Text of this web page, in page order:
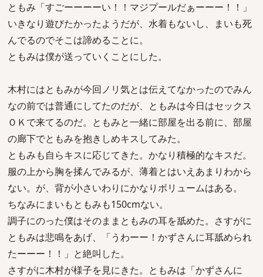
ともみ「すごーーーーい！！マジプールだぁーーー！！」
いきなり遊びたかったようだが、水着もないし、まいも死
んでるのでそこは諦めることに。
ともみは僕が送っていくことにした。
木村にはともみが今回ノリ気とは伝えてなかったのでみん
なの前では普通にしてたのだが、ともみは今日はセックス
ＯＫで来てるのだ。ともみと一緒に部屋を出る前に、部屋
の廊下でともみを抱きしめキスしてみた。
ともみも自らキスに応じてきた。かなり積極的なキスだ。
服の上から胸を揉んでみるが、薄着とはいえあまりわから
ない。が、背が小さいわりにかなりボリュームはある。
ちなみにまいもともみも150cmない。
調子にのった僕はそのままともみの耳を舐めた。さすがに
ともみは悲鳴をあげ、「うわーー！かずさんに耳舐められ
たーーー！！」と絶叫した。
さすがに木村が様子を見にきた。ともみは「かずさんに